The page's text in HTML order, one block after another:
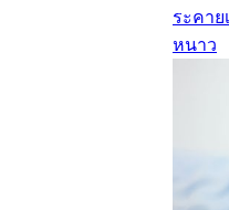
ระคา
หนาว